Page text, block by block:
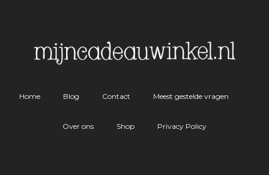
Home Blog Contact Meest gestelde vragen
Over ons Shop Privacy Policy